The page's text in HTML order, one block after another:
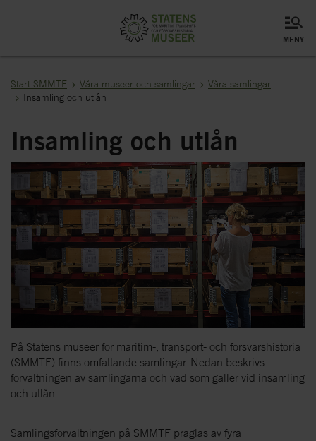
meny
Start SMMTF Våra museer och samlingar
Våra samlingar
Insamling och utlån
Insamling och utlån
På Statens museer för maritim-, transport- och försvarshistoria
(SMMTF) finns omfattande samlingar. Nedan beskrivs
förvaltningen av samlingarna och vad som gäller vid insamling
och utlån.
Samlingsförvaltningen på SMMTF präglas av fyra